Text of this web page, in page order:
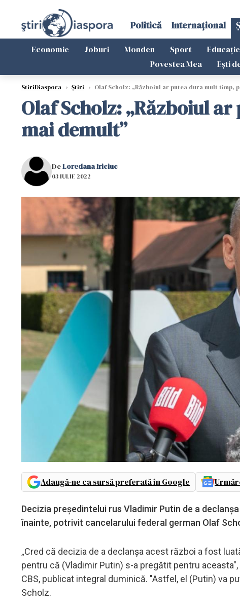
Politică Internațional
Economie Joburi Monden Sport Educație
Povestea Mea
Ești
StiriDiaspora › Știri › Olaf Scholz: „Războiul ar putea dura mult timp,
Olaf Scholz: „Războiul
mai demult”
DeLoredana Iriciuc
03 IULIE 2022
Adaugă-ne ca sursă preferată în Google
Decizia preşedintelui rus Vladimir Putin de a
înainte, potrivit cancelarului federal german Olaf
„Cred că decizia de a declanşa acest război a fost
pentru că (Vladimir Putin) s-a pregătit pentru
CBS, publicat integral duminică. "Astfel, el (Putin) va
Scholz.